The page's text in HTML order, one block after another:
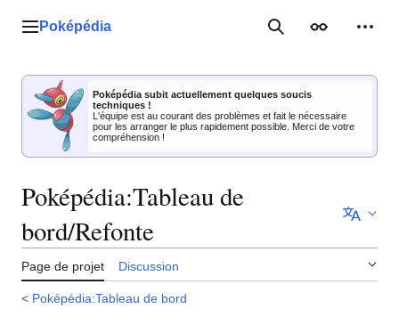
Menu principal
Poképédia RechercherApparence
Poképédia subit actuellement quelques soucis
techniques !
L'équipe est au courant des problèmes et fait le nécessaire
pour les arranger le plus rapidement possible. Merci de votre
compréhension !
Poképédia:Tableau de
bord/Refonte
Page de projet Discussion
< Poképédia:Tableau de bord